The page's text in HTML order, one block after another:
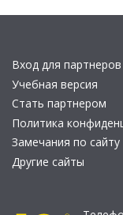
Вход для
Учебная версия
Стать партнером
Политика
Замечания по сайту
Другие сайты